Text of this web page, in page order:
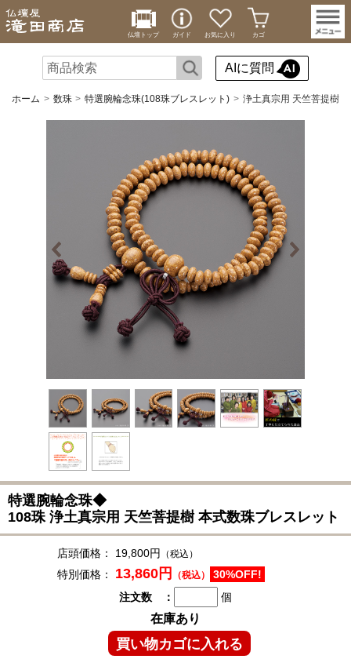
仏壇トップ ガイド お気に入り カゴ
AIに質問
ホーム 数珠 特選腕輪念珠(108珠ブレスレット) 浄土真宗用 天竺菩提樹
特選腕輪念珠◆
108珠 浄土真宗用 天竺菩提樹 本式数珠ブレスレット
店頭価格： 19,800円 （税込）
特別価格： 13,860円 （税込）
30%OFF!
注文数 ：
個
在庫あり